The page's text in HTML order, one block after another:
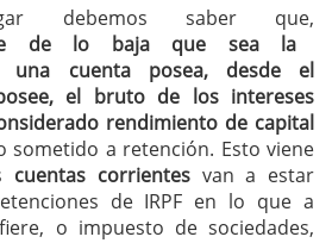
debemos saber que,
de lo baja que sea la
una cuenta posea, desde el
el bruto de los intereses
rendimiento de capital
sometido a retención. Esto viene
cuentas corrientesvan a estar
de IRPF en lo que a
o impuesto de sociedades,